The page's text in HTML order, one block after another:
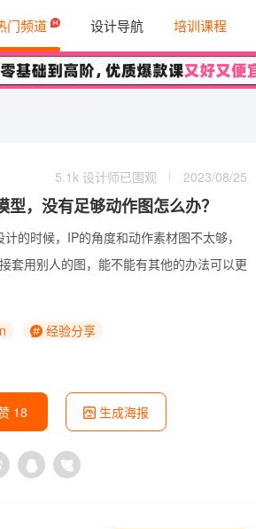
门频道 设计导航 培训课程
5.1k 设计师已围观 2023/08/25
，没有足够动作图怎么办？
的时候，IP的角度和动作素材图不太够，
套用别人的图，能不能有其他的办法可以更
经验分享
18 生成海报